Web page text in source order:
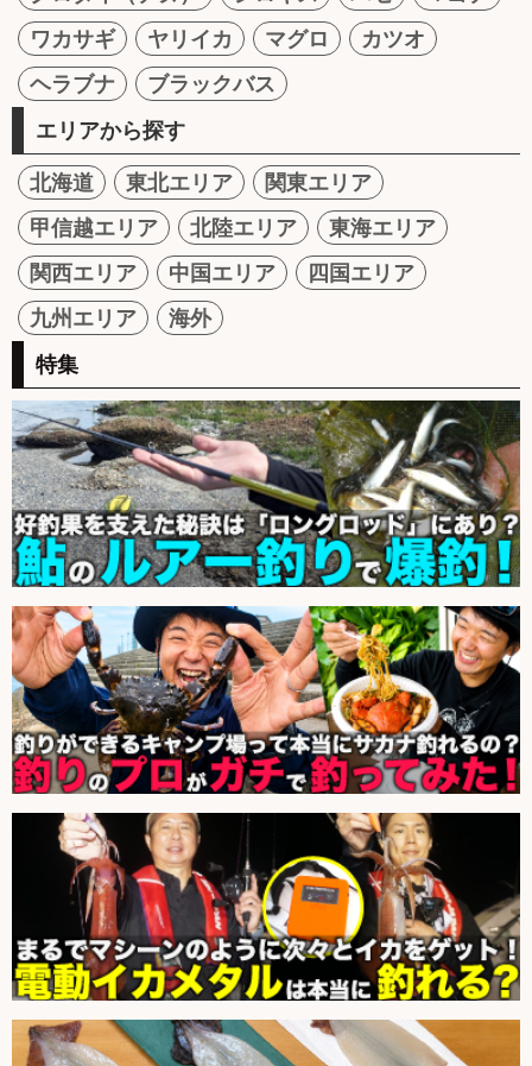
ワカサギ
ヤリイカ マグロ
カツオ
ヘラブナ
ブラックバス
エリアから探す
北海道 東北エリア
関東エリア
甲信越エリア
北陸エリア
東海エリア
関西エリア
中国エリア
四国エリア
九州エリア
海外
特集